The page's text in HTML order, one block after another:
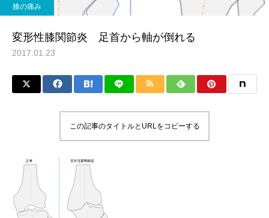
膝の痛み
変形性膝関節炎 足首から軸が倒れる
2017.01.23
この記事のタイトルとURLをコピーする